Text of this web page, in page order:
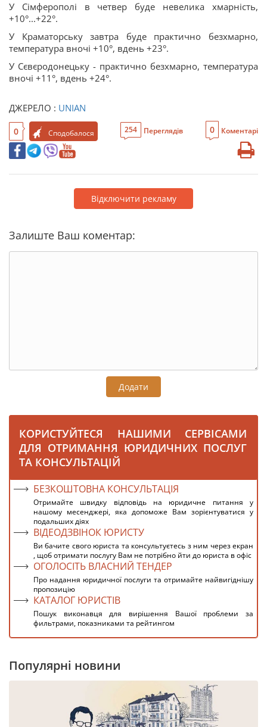
У Сімферополі в четвер буде невелика хмарність,
+10°...+22°.
У Краматорську завтра буде практично безхмарно,
температура вночі +10°, вдень +23°.
У Сєвєродонецьку - практично безхмарно, температура
вночі +11°, вдень +24°.
ДЖЕРЕЛО : UNIAN
0 Сподобалося 254 Переглядів 0 Коментарі
Відключити рекламу
Залиште Ваш коментар:
Додати
КОРИСТУЙТЕСЯ НАШИМИ СЕРВІСАМИ
ДЛЯ ОТРИМАННЯ ЮРИДИЧНИХ ПОСЛУГ
ТА КОНСУЛЬТАЦІЙ
БЕЗКОШТОВНА КОНСУЛЬТАЦІЯ
Отримайте швидку відповідь на юридичне питання у
нашому месенджері, яка допоможе Вам зорієнтуватися у
подальших діях
ВІДЕОДЗВІНОК ЮРИСТУ
Ви бачите свого юриста та консультуєтесь з ним через екран
, щоб отримати послугу Вам не потрібно йти до юриста в офіс
ОГОЛОСІТЬ ВЛАСНИЙ ТЕНДЕР
Про надання юридичної послуги та отримайте найвигіднішу
пропозицію
КАТАЛОГ ЮРИСТІВ
Пошук виконавця для вирішення Вашої проблеми за
фильтрами, показниками та рейтингом
Популярні новини